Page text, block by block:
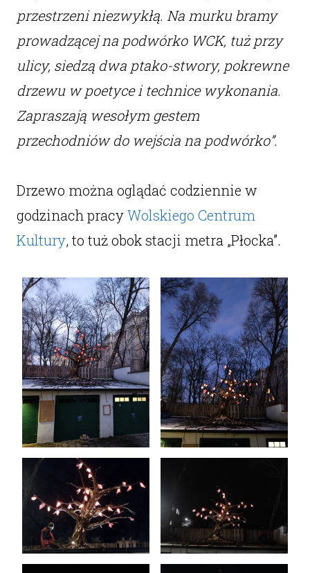
przestrzeni niezwykłą. Na murku bramy
prowadzącej na podwórko WCK, tuż przy
ulicy, siedzą dwa ptako-stwory, pokrewne
drzewu w poetyce i technice wykonania.
Zapraszają wesołym gestem
przechodniów do wejścia na podwórko”.
Drzewo można oglądać codziennie w
godzinach pracyWolskiego Centrum
Kultury, to tuż obok stacji metra „Płocka”.